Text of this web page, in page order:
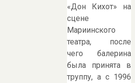
«Дон Кихот» на
сцене
Мариинского
театра, после
чего балерина
была принята в
труппу, а с 1996